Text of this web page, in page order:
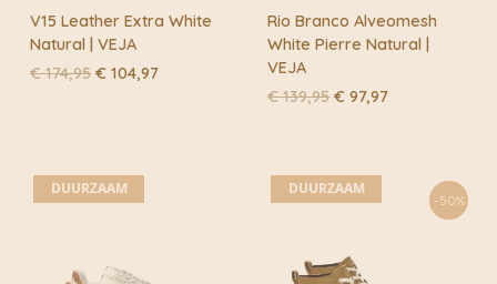
V15 Leather Extra White
Natural | VEJA
€174,95 Oorspronkelijke
€ 104,97Huidige
Rio Branco Alveomesh
White Pierre Natural |
VEJA
€139,95 Oorspronkelijke
€ 97,97Huidige
DUURZAAM
-50%
DUURZAAM